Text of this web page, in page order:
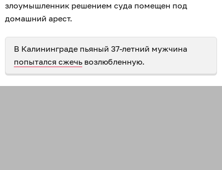
злоумышленник решением суда помещен под
домашний арест.
В Калининграде пьяный 37-летний мужчина
попытался сжечь возлюбленную.